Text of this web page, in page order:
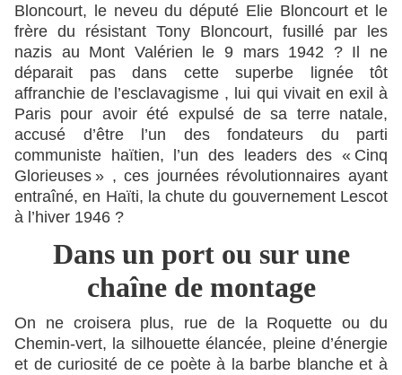
Bloncourt, le neveu du député Elie Bloncourt et le
frère du résistant Tony Bloncourt, fusillé par les
nazis au Mont Valérien le 9 mars 1942 ? Il ne
déparait pas dans cette superbe lignée tôt
affranchie de l’esclavagisme , lui qui vivait en exil à
Paris pour avoir été expulsé de sa terre natale,
accusé d’être l’un des fondateurs du parti
communiste haïtien, l’un des leaders des « Cinq
Glorieuses » , ces journées révolutionnaires ayant
entraîné, en Haïti, la chute du gouvernement Lescot
à l’hiver 1946 ?
Dans un port ou sur une
chaîne de montage
On ne croisera plus, rue de la Roquette ou du
Chemin-vert, la silhouette élancée, pleine d’énergie
et de curiosité de ce poète à la barbe blanche et à